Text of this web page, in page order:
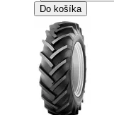
Do košíka